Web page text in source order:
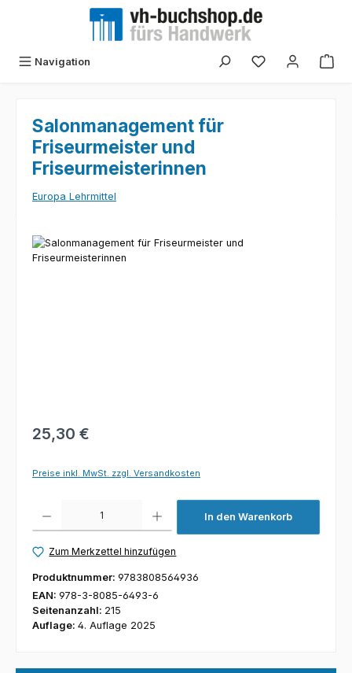
Zum Hauptinhalt springen
Navigation
Salonmanagement für
Friseurmeister und
Friseurmeisterinnen
Europa Lehrmittel
Bildergalerie überspringen
25,30 €
Preise inkl. MwSt. zzgl. Versandkosten
In den Warenkorb
Zum Merkzettel hinzufügen
Produktnummer: 9783808564936
EAN: 978-3-8085-6493-6
Seitenanzahl: 215
Auflage: 4. Auflage 2025